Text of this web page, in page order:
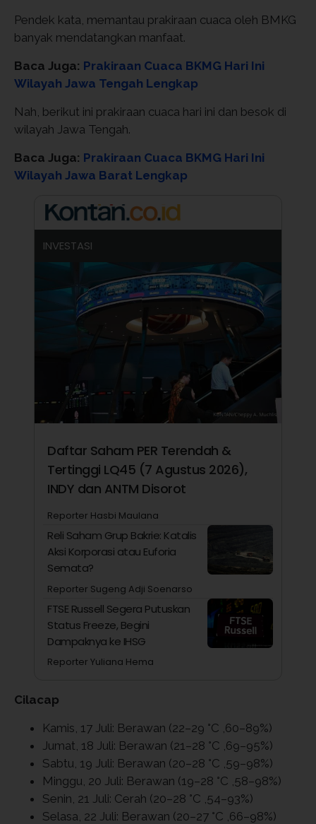
Pendek kata, memantau prakiraan cuaca oleh BMKG
banyak mendatangkan manfaat.
Baca Juga: Prakiraan Cuaca BKMG Hari Ini
Wilayah Jawa Tengah Lengkap
Nah, berikut ini prakiraan cuaca hari ini dan besok di
wilayah Jawa Tengah.
Baca Juga: Prakiraan Cuaca BKMG Hari Ini
Wilayah Jawa Barat Lengkap
INVESTASI
Daftar Saham PER Terendah &
Tertinggi LQ45 (7 Agustus 2026),
INDY dan ANTM Disorot
Reporter Hasbi Maulana
Reli Saham Grup Bakrie: Katalis
Aksi Korporasi atau Euforia
Semata?
Reporter Sugeng Adji Soenarso
FTSE Russell Segera Putuskan
Status Freeze, Begini
Dampaknya ke IHSG
Reporter Yuliana Hema
Cilacap
Kamis, 17 Juli: Berawan (22–29 °C ,60–89%)
Jumat, 18 Juli: Berawan (21–28 °C ,69–95%)
Sabtu, 19 Juli: Berawan (20–28 °C ,59–98%)
Minggu, 20 Juli: Berawan (19–28 °C ,58–98%)
Senin, 21 Juli: Cerah (20–28 °C ,54–93%)
Selasa, 22 Juli: Berawan (20–27 °C ,66–98%)